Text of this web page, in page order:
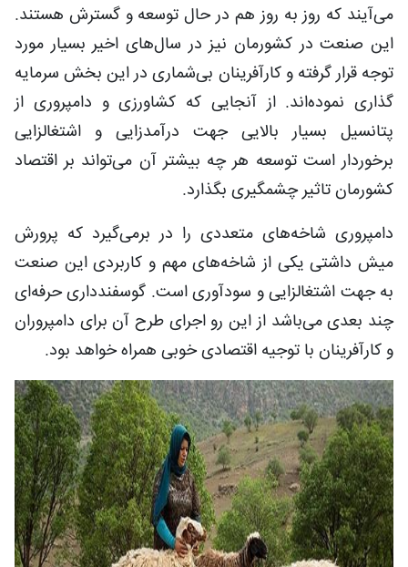
می‌آیند که روز به روز هم در حال توسعه و گسترش هستند.
این صنعت در کشورمان نیز در سال‌های اخیر بسیار مورد
توجه قرار گرفته و کارآفرینان بی‌شماری در این بخش سرمایه
گذاری نموده‌اند. از آنجایی که کشاورزی و دامپروری از
پتانسیل بسیار بالایی جهت درآمدزایی و اشتغالزایی
برخوردار است توسعه هر چه بیشتر آن می‌تواند بر اقتصاد
کشورمان تاثیر چشمگیری بگذارد.
دامپروری شاخه‌های متعددی را در برمی‌گیرد که پرورش
میش داشتی یکی از شاخه‌های مهم و کاربردی این صنعت
به جهت اشتغالزایی و سودآوری است. گوسفندداری حرفه‌ای
چند بعدی می‌باشد از این رو اجرای طرح آن برای دامپروران
و کارآفرینان با توجیه اقتصادی خوبی همراه خواهد بود.